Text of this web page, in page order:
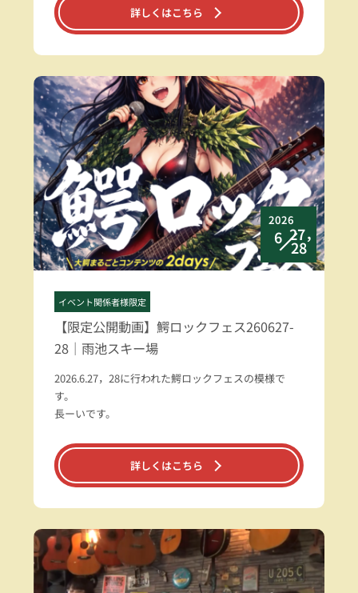
詳しくはこちら
2026
6 27，
28
イベント関係者様限定
【限定公開動画】鰐ロックフェス260627-
28｜雨池スキー場
2026.6.27，28に行われた鰐ロックフェスの模様で
す。
長ーいです。
詳しくはこちら